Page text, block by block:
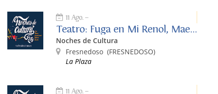
11 Ago.
Teatro: Fuga en Mi Renol, Maestro Ruiz y Miguelón
Noches de Cultura
Fresnedoso (FRESNEDOSO)
La Plaza
11 Ago.